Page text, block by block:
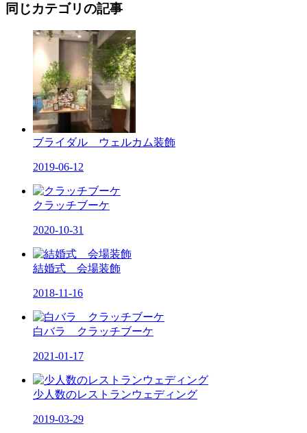
同じカテゴリの記事
ブライダル ウェルカム装飾
2019-06-12
クラッチブーケ
2020-10-31
結婚式 会場装飾
2018-11-16
白バラ クラッチブーケ
2021-01-17
少人数のレストランウェディング
2019-03-29